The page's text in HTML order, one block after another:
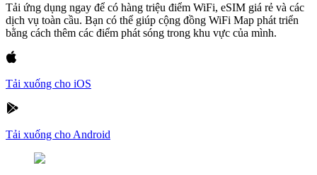
Tải ứng dụng ngay để có hàng triệu điểm WiFi, eSIM giá rẻ và các
dịch vụ toàn cầu. Bạn có thể giúp cộng đồng WiFi Map phát triển
bằng cách thêm các điểm phát sóng trong khu vực của mình.
Tải xuống cho iOS
Tải xuống cho Android